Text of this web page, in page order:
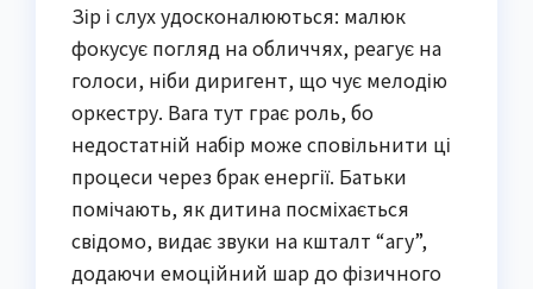
Зір і слух удосконалюються: малюк
фокусує погляд на обличчях, реагує на
голоси, ніби диригент, що чує мелодію
оркестру. Вага тут грає роль, бо
недостатній набір може сповільнити ці
процеси через брак енергії. Батьки
помічають, як дитина посміхається
свідомо, видає звуки на кшталт “агу”,
додаючи емоційний шар до фізичного